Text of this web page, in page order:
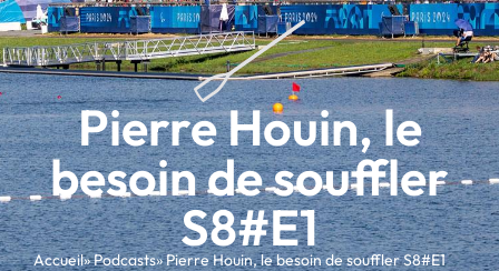
Pierre Houin, le
besoin de souffler
S8#E1
Accueil» Podcasts» Pierre Houin, le besoin de souffler S8#E1